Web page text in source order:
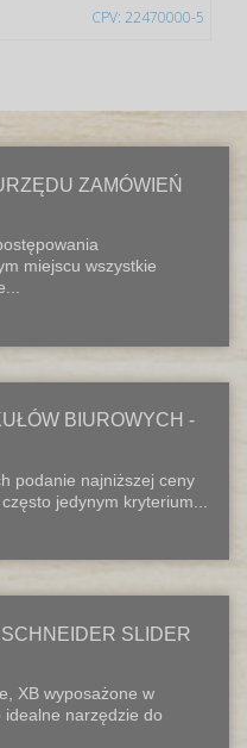
CPV: 22470000-5
ZAMÓWIEŃ
miejscu wszystkie
BIUROWYCH -
podanie najniższej ceny
jedynym kryterium...
SLIDER
XB wyposażone w
idealne narzędzie do